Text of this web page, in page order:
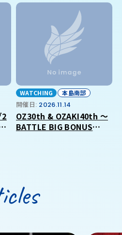
WATCHING 本島南部
開催日: 2026.11.14
OZ30th & OZAKI40th ～
BATTLE BIG BONUS